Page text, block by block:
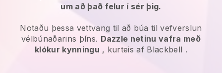
um að það felur í sér þig.
Notaðu þessa vettvang til að búa til vefverslun
vélbúnaðarins þíns. Dazzle netinu vafra með
klókur kynningu , kurteis af Blackbell .